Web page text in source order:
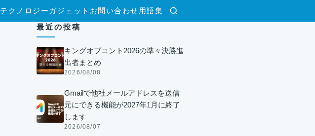
検索
テクノロジー ガジェット お問い合わせ 用語集
最近の投稿
キングオブコント2026の準々決勝進
出者まとめ
2026/08/08
Gmailで他社メールアドレスを送信
元にできる機能が2027年1月に終了
します
2026/08/07